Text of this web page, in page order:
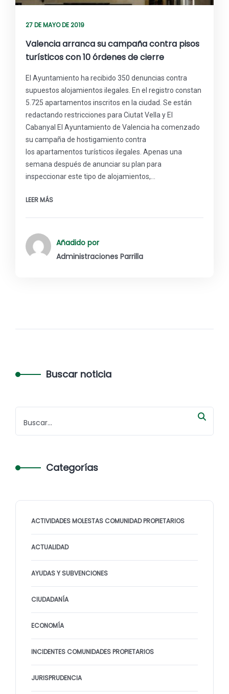
27 DE MAYO DE 2019
Valencia arranca su campaña contra pisos
turísticos con 10 órdenes de cierre
El Ayuntamiento ha recibido 350 denuncias contra
supuestos alojamientos ilegales. En el registro constan
5.725 apartamentos inscritos en la ciudad. Se están
redactando restricciones para Ciutat Vella y El
Cabanyal El Ayuntamiento de Valencia ha comenzado
su campaña de hostigamiento contra
los apartamentos turísticos ilegales. Apenas una
semana después de anunciar su plan para
inspeccionar este tipo de alojamientos,…
LEER MÁS
Añadido por
Administraciones Parrilla
Buscar noticia
Categorías
ACTIVIDADES MOLESTAS COMUNIDAD PROPIETARIOS
ACTUALIDAD
AYUDAS Y SUBVENCIONES
CIUDADANÍA
ECONOMÍA
INCIDENTES COMUNIDADES PROPIETARIOS
JURISPRUDENCIA